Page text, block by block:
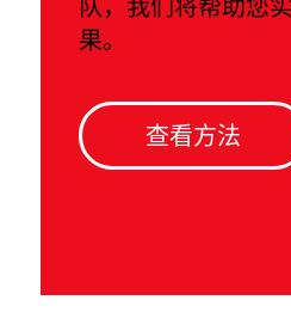
队，我们将帮助您
果。
查看方法